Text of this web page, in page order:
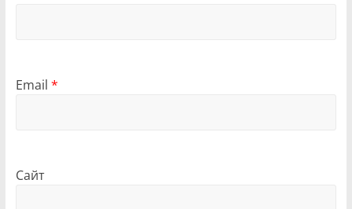
Email *
Сайт